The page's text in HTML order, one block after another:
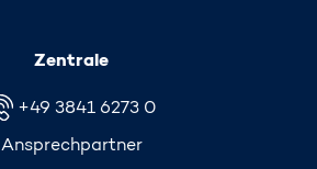
Zentrale
+49 3841 6273 0
Ansprechpartner